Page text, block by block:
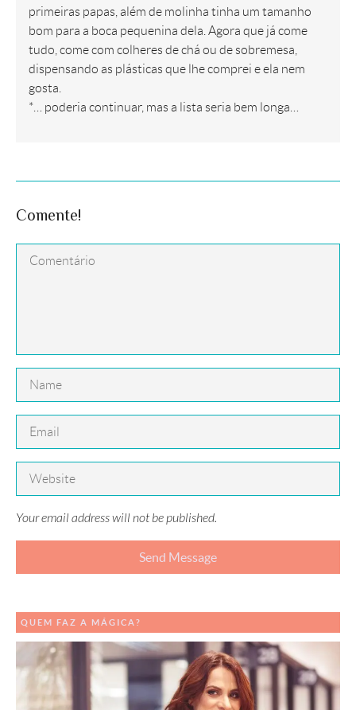
primeiras papas, além de molinha tinha um tamanho
bom para a boca pequenina dela. Agora que já come
tudo, come com colheres de chá ou de sobremesa,
dispensando as plásticas que lhe comprei e ela nem
gosta.
*… poderia continuar, mas a lista seria bem longa…
Comente!
Your email address will not be published.
QUEM FAZ A MÁGICA?